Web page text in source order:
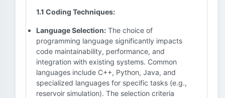
1.1 Coding Techniques:
Language Selection: The choice of
programming language significantly impacts
code maintainability, performance, and
integration with existing systems. Common
languages include C++, Python, Java, and
specialized languages for specific tasks (e.g.,
reservoir simulation). The selection criteria